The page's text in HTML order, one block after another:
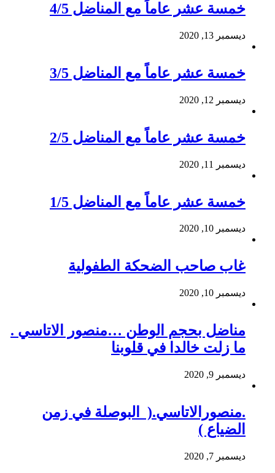
خمسة عشر عاماً مع المناضل 4/5
ديسمبر 13, 2020
خمسة عشر عاماً مع المناضل 3/5
ديسمبر 12, 2020
خمسة عشر عاماً مع المناضل 2/5
ديسمبر 11, 2020
خمسة عشر عاماً مع المناضل 1/5
ديسمبر 10, 2020
غاب صاحب الضحكة الطفولية
ديسمبر 10, 2020
مناضل بحجم الوطن …منصور الاتاسي .
ما زلت خالدا في قلوبنا
ديسمبر 9, 2020
.منصورالاتاسي.( البوصلة في زمن
الضياع )
ديسمبر 7, 2020